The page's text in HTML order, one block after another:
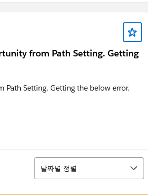
from Path Setting. Getting
정렬
날짜별 정렬